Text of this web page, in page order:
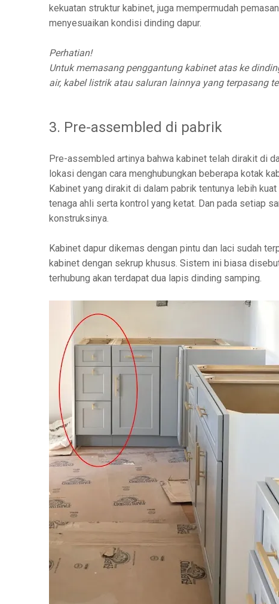
kekuatan struktur kabinet, juga mempermudah
menyesuaikan kondisi dinding dapur.
Perhatian!
Untuk memasang penggantung kabinet atas ke
air, kabel listrik atau saluran lainnya yang terpasang
3. Pre-assembled di pabrik
Pre-assembled artinya bahwa kabinet telah dirakit di
lokasi dengan cara menghubungkan beberapa kotak
Kabinet yang dirakit di dalam pabrik tentunya lebih
tenaga ahli serta kontrol yang ketat. Dan pada setiap
konstruksinya.
Kabinet dapur dikemas dengan pintu dan laci sudah
kabinet dengan sekrup khusus. Sistem ini biasa
terhubung akan terdapat dua lapis dinding samping.